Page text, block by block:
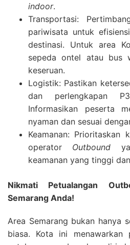
indoor.
Transportasi:
pariwisata untuk
destinasi. Untuk area
sepeda ontel atau bus
keseruan.
Logistik: Pastikan
dan perlengkapan
Informasikan peserta
nyaman dan sesuai
Keamanan: Prioritaskan
operator Outbound
keamanan yang tinggi
Nikmati Petualangan
Semarang Anda!
Area Semarang bukan hanya
biasa. Kota ini menawarkan